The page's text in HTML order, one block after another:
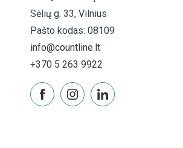
Sėlių g. 33, Vilnius
Pašto kodas: 08109
info@countline.lt
+370 5 263 9922